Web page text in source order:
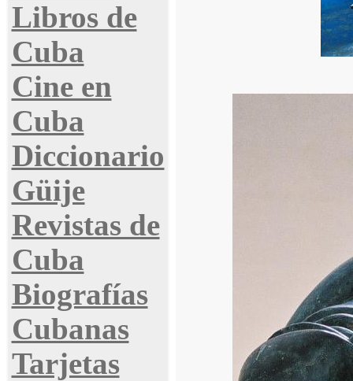
Libros de
Cuba
Cine en
Cuba
Diccionario
Güije
Revistas de
Cuba
Biografías
Cubanas
Tarjetas